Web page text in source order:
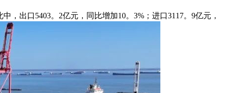
出口5403。2亿元，同比增加10。3%；进口3117。9亿元，